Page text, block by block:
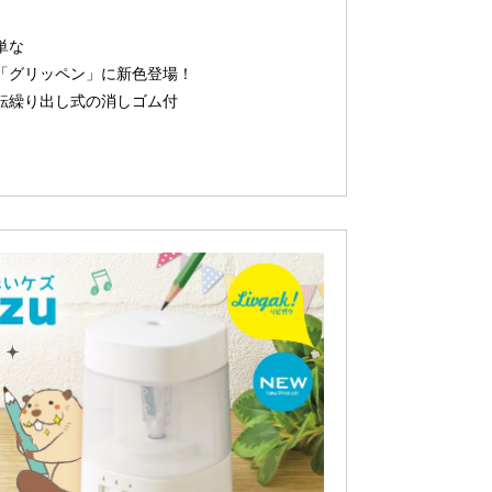
な
リッペン」に新色登場！
繰り出し式の消しゴム付